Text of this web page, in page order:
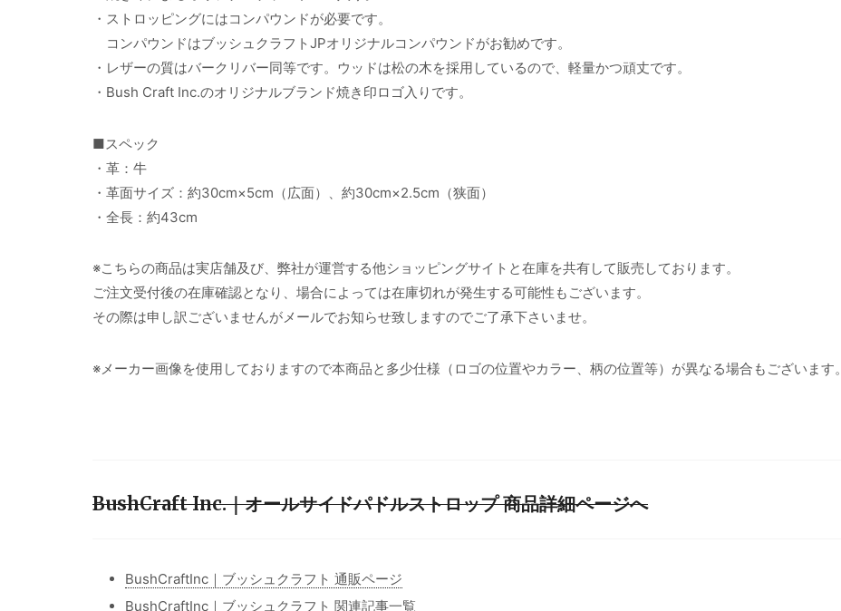
・ストロッピングにはコンパウンドが必要です。
コンパウンドはブッシュクラフトJPオリジナルコンパウンドがお勧めです。
・レザーの質はバークリバー同等です。ウッドは松の木を採用しているので、軽量かつ頑丈です。
・Bush Craft Inc.のオリジナルブランド焼き印ロゴ入りです。
■スペック
・革：牛
・革面サイズ：約30cm×5cm（広面）、約30cm×2.5cm（狭面）
・全長：約43cm
※こちらの商品は実店舗及び、弊社が運営する他ショッピングサイトと在庫を共有して販売しております。
ご注文受付後の在庫確認となり、場合によっては在庫切れが発生する可能性もございます。
その際は申し訳ございませんがメールでお知らせ致しますのでご了承下さいませ。
※メーカー画像を使用しておりますので本商品と多少仕様（ロゴの位置やカラー、柄の位置等）が異なる場合もございます。
BushCraft Inc.｜オールサイドパドルストロップ 商品詳細ページへ
BushCraftInc｜ブッシュクラフト 通販ページ
BushCraftInc｜ブッシュクラフト 関連記事一覧